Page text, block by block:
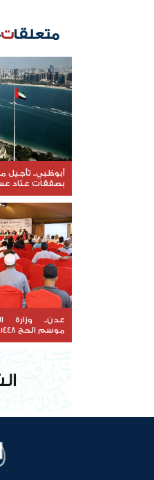
متعلقات
أبوظبي..
بصفقات عتاد
عدن.. وزارة
موسم الحج 1448هـ